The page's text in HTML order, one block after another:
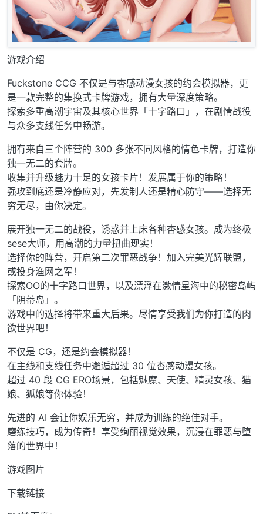
游戏介绍
Fuckstone CCG 不仅是与杏感动漫女孩的约会模拟器，更
是一款完整的集换式卡牌游戏，拥有大量深度策略。
探索多重高潮宇宙及其核心世界「十字路口」，在剧情战役
与众多支线任务中畅游。
拥有来自三个阵营的 300 多张不同风格的情色卡牌，打造你
独一无二的套牌。
收集并升级魅力十足的女孩卡片！发展属于你的策略！
强攻到底还是冷静应对，先发制人还是精心防守——选择无
穷无尽，由你决定。
展开独一无二的战役，诱惑并上床各种杏感女孩。成为终极
sese大师，用高潮的力量扭曲现实！
选择你的阵营，开启第二次罪恶战争！加入完美光辉联盟，
或投身渔网之军！
探索OO的十字路口世界，以及漂浮在激情星海中的秘密岛屿
「阴蒂岛」。
游戏中的选择将带来重大后果。尽情享受我们为你打造的肉
欲世界吧！
不仅是 CG，还是约会模拟器！
在主线和支线任务中邂逅超过 30 位杏感动漫女孩。
超过 40 段 CG ERO场景，包括魅魔、天使、精灵女孩、猫
娘、狐娘等你体验！
先进的 AI 会让你娱乐无穷，并成为训练的绝佳对手。
磨练技巧，成为传奇！享受绚丽视觉效果，沉浸在罪恶与堕
落的世界中！
游戏图片
下载链接